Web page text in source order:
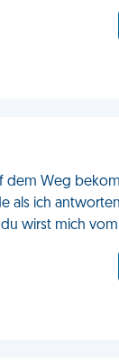
dem Weg
als ich
wirst mich